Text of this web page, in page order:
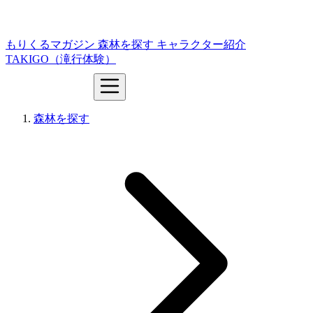
もりくるマガジン 森林を探す キャラクター紹介
TAKIGO（滝行体験）
森林を探す